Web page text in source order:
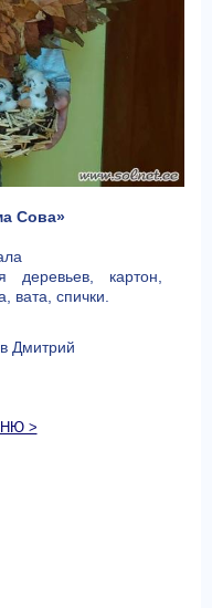
Сова»
деревьев, картон,
вата, спички.
Дмитрий
>